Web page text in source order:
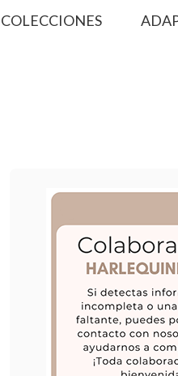
COLECCIONES